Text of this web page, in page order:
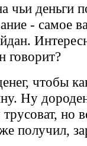
чьи деньги
- самое
говорит?
чтобы
Ну
но
получил,